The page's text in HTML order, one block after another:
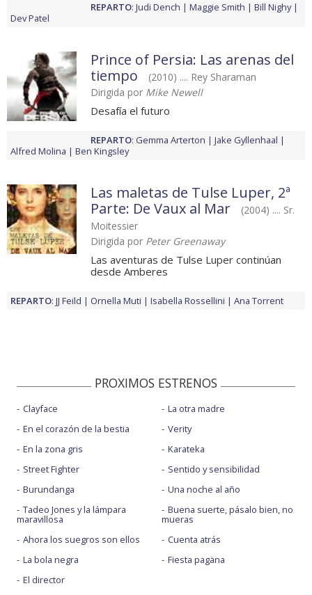
REPARTO: Judi Dench Maggie Smith
Bill Nighy
Dev Patel
Prince of Persia: Las arenas del
tiempo
(2010) .... Rey Sharaman
Dirigida por Mike Newell
Desafía el futuro
REPARTO: Gemma Arterton
Jake Gyllenhaal
Alfred Molina
Ben Kingsley
Las maletas de Tulse Luper, 2ª
Parte: De Vaux al Mar
(2004) .... Sr.
Moitessier
Dirigida por Peter Greenaway
Las aventuras de Tulse Luper continúan
desde Amberes
REPARTO: JJ Feild Ornella Muti Isabella Rossellini Ana Torrent
PROXIMOS ESTRENOS
Clayface
En el corazón de la bestia
En la zona gris
Street Fighter
Burundanga
Tadeo Jones y la lámpara
maravillosa
Ahora los suegros son ellos
La bola negra
El director
La otra madre
Verity
Karateka
Sentido y sensibilidad
Una noche al año
Buena suerte, pásalo bien, no
mueras
Cuenta atrás
Fiesta pagäna